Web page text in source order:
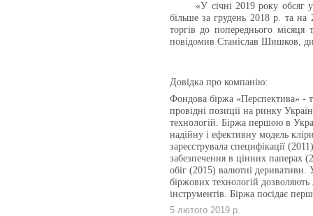
«У січні 2019 року
більше за грудень 2018 р. та
торгів до попереднього
повідомив Станіслав Шишков,
Довідка про компанію:
Фондова біржа «Перспектива» -
провідні позиції на ринку
технологій. Біржа першою в
надійну і ефективну модель
зареєструвала специфікації
забезпечення в цінних паперах
обіг (2015) валютні деривативи.
біржових технологій
інструментів. Біржа посідає
5 лютого 2019 р.